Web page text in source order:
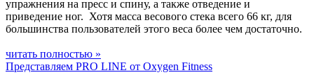
упражнения на пресс и спину, а также отведение и
приведение ног. Хотя масса весового стека всего 66 кг, для
большинства пользователей этого веса более чем достаточно.
читать полностью »
Представляем PRO LINE от Oxygen Fitness